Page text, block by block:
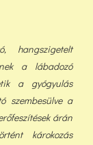
hangszigetelt
a lábadozó
a gyógyulás
szembesülve a
árán
károkozás